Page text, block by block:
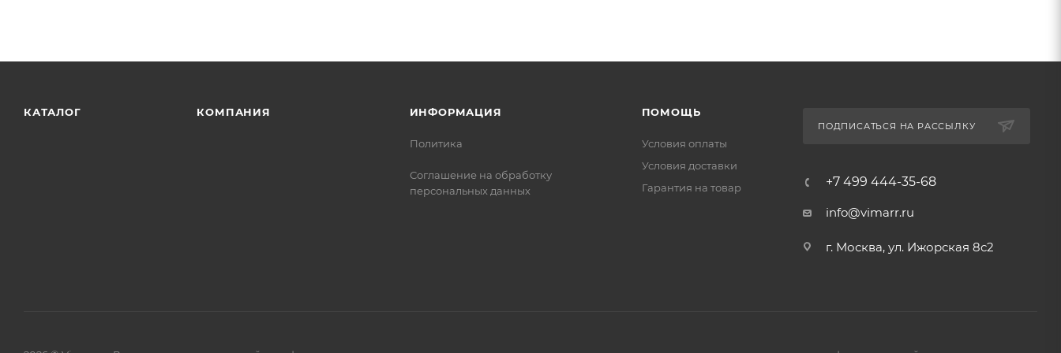
КАТАЛОГ КОМПАНИЯ ИНФОРМАЦИЯ
Политика
Соглашение на обработку
персональных данных
ПОМОЩЬ
Условия оплаты
Условия доставки
Гарантия на товар
ПОДПИСАТЬСЯ НА РАССЫЛКУ
+7 499 444-35-68
info@vimarr.ru
г. Москва, ул. Ижорская 8с2